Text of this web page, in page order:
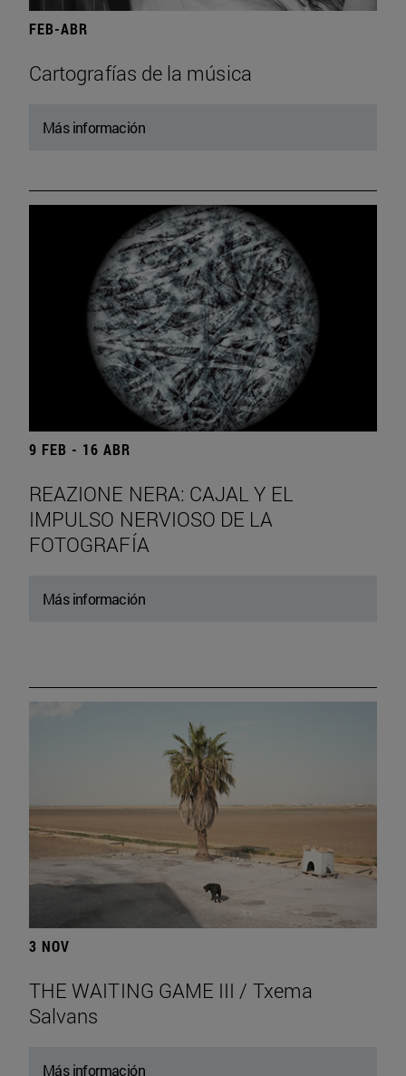
FEB-ABR
Cartografías de la música
Más información
9 FEB - 16 ABR
REAZIONE NERA: CAJAL Y EL
IMPULSO NERVIOSO DE LA
FOTOGRAFÍA
Más información
3 NOV
THE WAITING GAME III / Txema
Salvans
Más información